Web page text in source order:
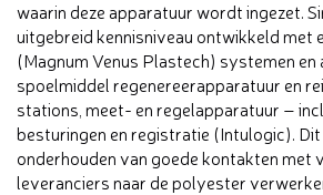
waarin deze apparatuur wordt ingezet.
uitgebreid kennisniveau ontwikkeld met
(Magnum Venus Plastech) systemen en
spoelmiddel regenereerapparatuur en
stations, meet- en regelapparatuur –
besturingen en registratie (Intulogic).
onderhouden van goede kontakten met
leveranciers naar de polyester